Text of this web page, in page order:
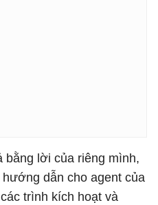
bằng lời của riêng mình,
dẫn cho agent của
trình kích hoạt và